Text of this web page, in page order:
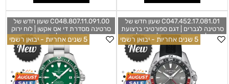
C047.452.17.081.01 שעון חדש של
סרטינה לגברים | דגם ספורטיבי ברצועת
סיליקון| באזל שחור אדום | דגם GMT | 5
שנות אחריות | Certina DS DS-X GMT
41mm Grey Dial Rubber Men's
Watch C0474521708101
5 שנים אחריות - יבואן רשמי
C048.807.11.091.00 שעון חדש של
סרטינה מסדרת די אס אקשן | לוח ירוק
עם באזל ירוק קרמי | מנגנון 80 שעות
הדגם החדש | 5 שנים אחריות יבואן רשמי
| Certina Ds Action Diver
Powermatic 80 C0488071109100
5 שנים אחריות - יבואן רשמי